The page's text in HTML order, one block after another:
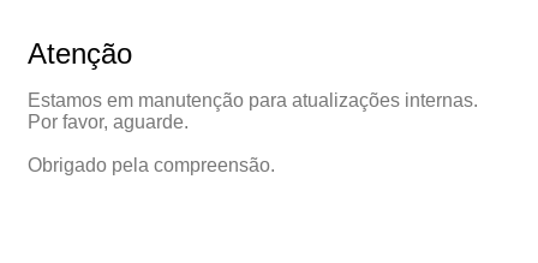
Atenção
Estamos em manutenção para atualizações internas.
Por favor, aguarde.
Obrigado pela compreensão.